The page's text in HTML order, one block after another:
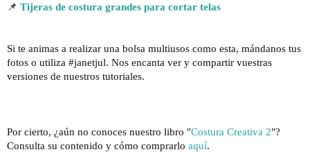
📌 Tijeras de costura grandes para cortar telas
Si te animas a realizar una bolsa multiusos como esta, mándanos tus
fotos o utiliza #janetjul. Nos encanta ver y compartir vuestras
versiones de nuestros tutoriales.
Por cierto, ¿aún no conoces nuestro libro "Costura Creativa 2"?
Consulta su contenido y cómo comprarlo aquí.